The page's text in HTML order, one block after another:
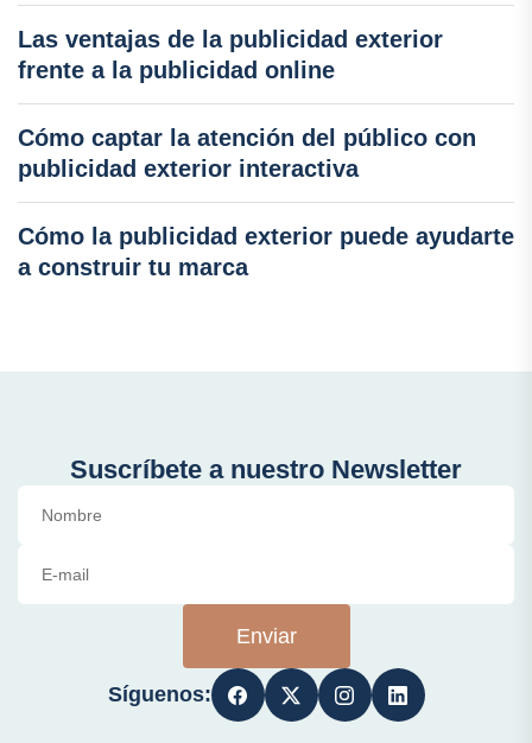
Las ventajas de la publicidad exterior
frente a la publicidad online
Cómo captar la atención del público con
publicidad exterior interactiva
Cómo la publicidad exterior puede ayudarte
a construir tu marca
Suscríbete a nuestro Newsletter
Enviar
Síguenos: